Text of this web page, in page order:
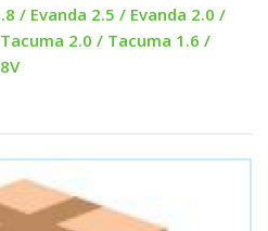
/ Evanda 2.5 / Evanda 2.0 /
2.0 / Tacuma 1.6 /